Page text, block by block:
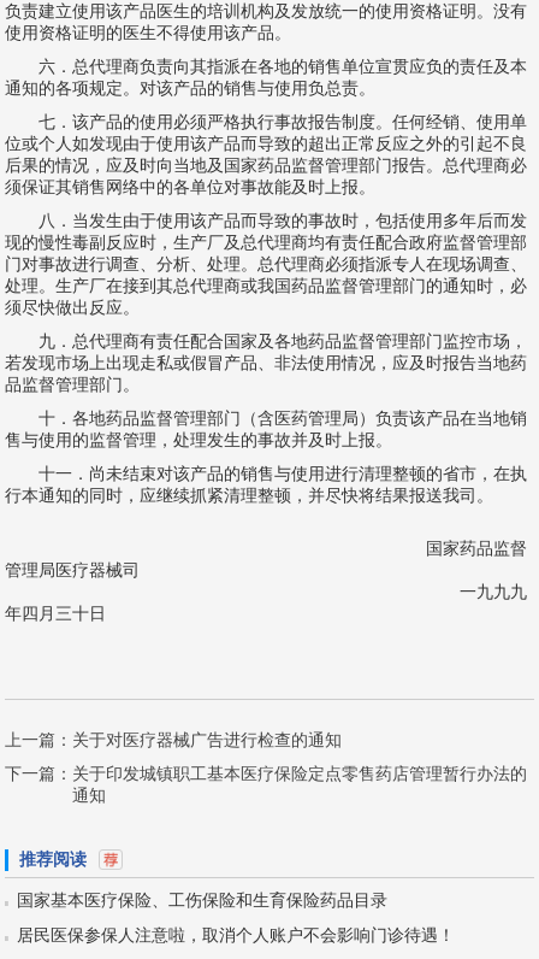
负责建立使用该产品医生的培训机构及发放统一的使用资格证明。没有
使用资格证明的医生不得使用该产品。
六．总代理商负责向其指派在各地的销售单位宣贯应负的责任及本
通知的各项规定。对该产品的销售与使用负总责。
七．该产品的使用必须严格执行事故报告制度。任何经销、使用单
位或个人如发现由于使用该产品而导致的超出正常反应之外的引起不良
后果的情况，应及时向当地及国家药品监督管理部门报告。总代理商必
须保证其销售网络中的各单位对事故能及时上报。
八．当发生由于使用该产品而导致的事故时，包括使用多年后而发
现的慢性毒副反应时，生产厂及总代理商均有责任配合政府监督管理部
门对事故进行调查、分析、处理。总代理商必须指派专人在现场调查、
处理。生产厂在接到其总代理商或我国药品监督管理部门的通知时，必
须尽快做出反应。
九．总代理商有责任配合国家及各地药品监督管理部门监控市场，
若发现市场上出现走私或假冒产品、非法使用情况，应及时报告当地药
品监督管理部门。
十．各地药品监督管理部门（含医药管理局）负责该产品在当地销
售与使用的监督管理，处理发生的事故并及时上报。
十一．尚未结束对该产品的销售与使用进行清理整顿的省市，在执
行本通知的同时，应继续抓紧清理整顿，并尽快将结果报送我司。
国家药品监督
管理局医疗器械司
一九九九
年四月三十日
上一篇： 关于对医疗器械广告进行检查的通知
下一篇： 关于印发城镇职工基本医疗保险定点零售药店管理暂行办法的
通知
推荐阅读
国家基本医疗保险、工伤保险和生育保险药品目录
居民医保参保人注意啦，取消个人账户不会影响门诊待遇！